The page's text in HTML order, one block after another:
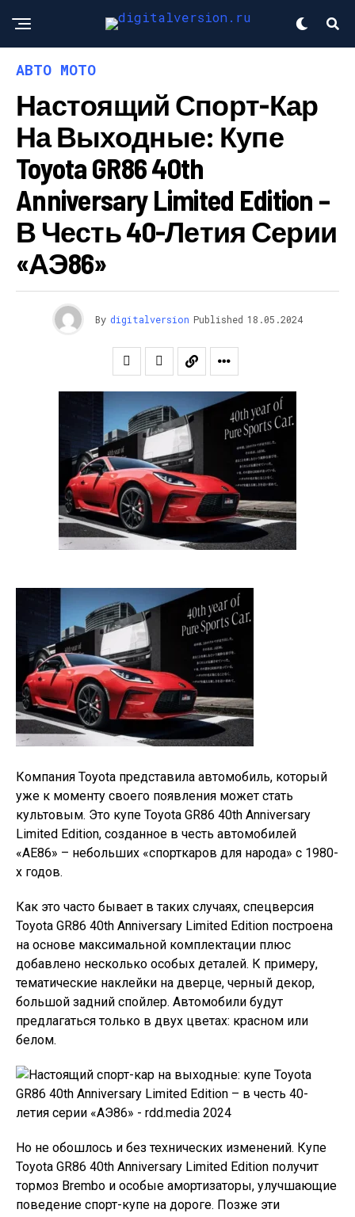
АВТО МОТО
Настоящий Спорт-Кар
На Выходные: Купе
Toyota GR86 40th
Anniversary Limited Edition –
В Честь 40-Летия Серии
«АЭ86»
By digitalversion Published 18.05.2024
Компания Toyota представила автомобиль, который
уже к моменту своего появления может стать
культовым. Это купе Toyota GR86 40th Anniversary
Limited Edition, созданное в честь автомобилей
«АЕ86» – небольших «спорткаров для народа» с 1980-
х годов.
Как это часто бывает в таких случаях, спецверсия
Toyota GR86 40th Anniversary Limited Edition построена
на основе максимальной комплектации плюс
добавлено несколько особых деталей. К примеру,
тематические наклейки на дверце, черный декор,
большой задний спойлер. Автомобили будут
предлагаться только в двух цветах: красном или
белом.
Но не обошлось и без технических изменений. Купе
Toyota GR86 40th Anniversary Limited Edition получит
тормоз Brembo и особые амортизаторы, улучшающие
поведение спорт-купе на дороге. Позже эти